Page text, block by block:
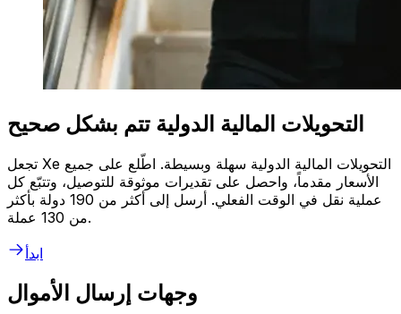
التحويلات المالية الدولية تتم بشكل صحيح
تجعل Xe التحويلات المالية الدولية سهلة وبسيطة. اطّلع على جميع
الأسعار مقدماً، واحصل على تقديرات موثوقة للتوصيل، وتتبّع كل
عملية نقل في الوقت الفعلي. أرسل إلى أكثر من 190 دولة بأكثر
من 130 عملة.
ابدأ
وجهات إرسال الأموال